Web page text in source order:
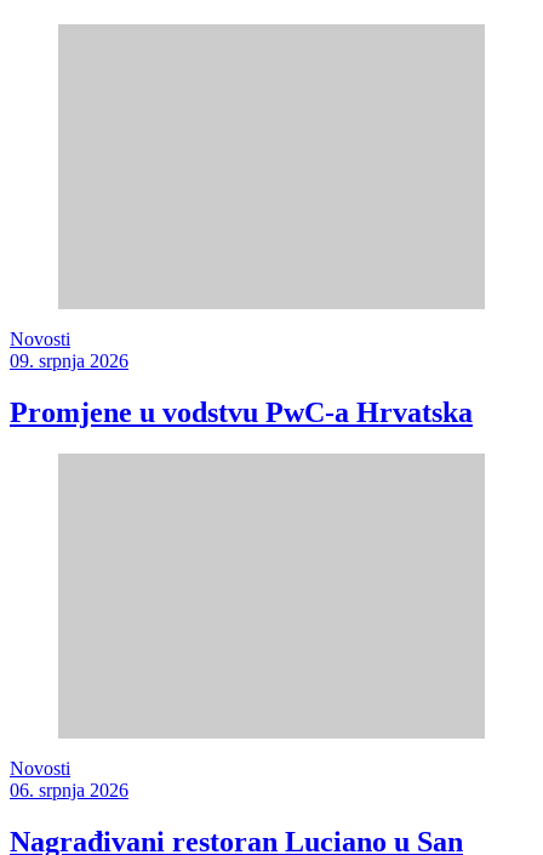
Novosti
09. srpnja 2026
Promjene u vodstvu PwC-a Hrvatska
Novosti
06. srpnja 2026
Nagrađivani restoran Luciano u San